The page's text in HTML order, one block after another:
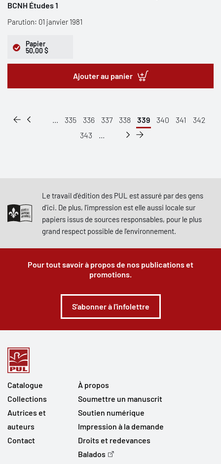
BCNH Études 1
Parution: 01 janvier 1981
Papier
50,00 $
Ajouter au panier
... 335 336 337 338 339 340 341
342
343
...
Le travail d'édition des PUL est assuré par des gens
d'ici. De plus, l'impression est elle aussi locale sur
papiers issus de sources responsables, pour le plus
grand respect possible de l'environnement.
Pour tout savoir à propos de nos publications et
promotions.
S'abonner à l'infolettre
Catalogue
Collections
Autrices et
auteurs
Contact
À propos
Soumettre un manuscrit
Soutien numérique
Impression à la demande
Droits et redevances
Balados